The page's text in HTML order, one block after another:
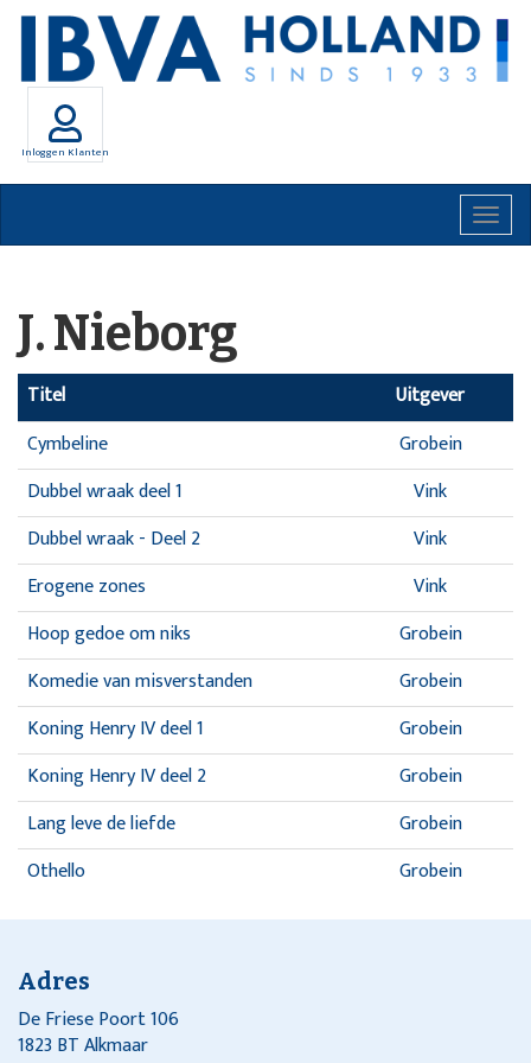
Inloggen Klanten
J. Nieborg
Titel
Uitgever
Cymbeline
Grobein
Dubbel wraak deel 1
Vink
Dubbel wraak - Deel 2
Vink
Erogene zones
Vink
Hoop gedoe om niks
Grobein
Komedie van misverstanden
Grobein
Koning Henry IV deel 1
Grobein
Koning Henry IV deel 2
Grobein
Lang leve de liefde
Grobein
Othello
Grobein
Stroomopwaarts
Vink
Twee vrienden uit Verona
Wat jullie willen
Adres
De Friese Poort 106
1823 BT Alkmaar